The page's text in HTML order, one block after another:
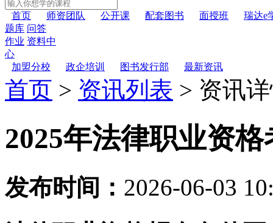
首页 师资团队 公开课 配套图书 面授班
瑞达e
题库 问答
作业 资料中
心
加盟分校
政企培训 图书发行部 最新资讯
首页 > 资讯列表 > 资讯
2025年法律职业资
发布时间： 2026-06-03